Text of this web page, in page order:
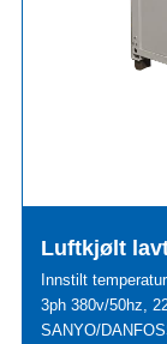
Luftkjølt
Innstilt
3ph 380v/50hz,
SANYO/